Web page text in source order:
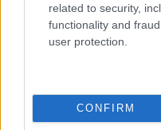
related to security,
functionality and
user protection.
CONFIRM
pulita, tranquilla,
gentile, buon
Kreos1993